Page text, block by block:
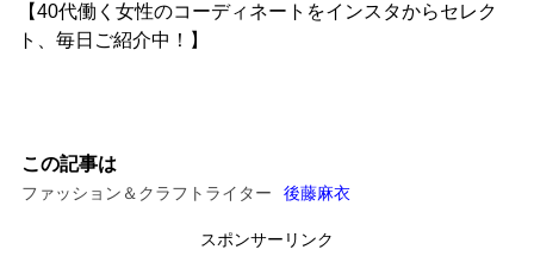
【40代働く女性のコーディネートをインスタからセレク
ト、毎日ご紹介中！】
この記事は
ファッション＆クラフトライター 後藤麻衣
スポンサーリンク